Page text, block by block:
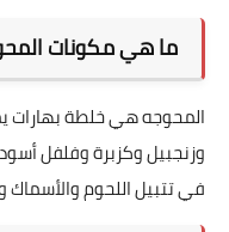
ما هي مكونات
المحوجه هي خلطة بهارات
وزنجبيل وكزبرة وفلفل
في تتبيل اللحوم والأسماك